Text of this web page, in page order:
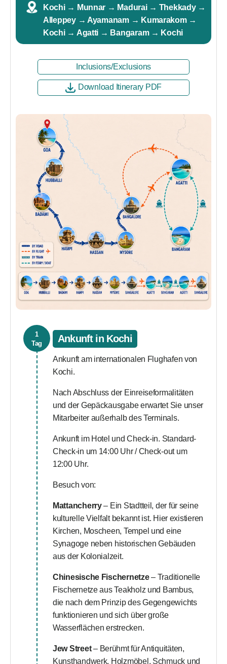
Kochi → Munnar → Madurai → Thekkady →
Alleppey → Ayamanam → Kumarakom →
Kochi → Agatti → Bangaram → Kochi
Inclusions/Exclusions
Download Itinerary PDF
1
Tag
Ankunft in Kochi
Ankunft am internationalen Flughafen von
Kochi.
Nach Abschluss der Einreiseformalitäten
und der Gepäckausgabe erwartet Sie unser
Mitarbeiter außerhalb des Terminals.
Ankunft im Hotel und Check-in. Standard-
Check-in um 14:00 Uhr / Check-out um
12:00 Uhr.
Besuch von:
Mattancherry– Ein Stadtteil, der für seine
kulturelle Vielfalt bekannt ist. Hier existieren
Kirchen, Moscheen, Tempel und eine
Synagoge neben historischen Gebäuden
aus der Kolonialzeit.
Chinesische Fischernetze– Traditionelle
Fischernetze aus Teakholz und Bambus,
die nach dem Prinzip des Gegengewichts
funktionieren und sich über große
Wasserflächen erstrecken.
Jew Street– Berühmt für Antiquitäten,
Kunsthandwerk, Holzmöbel, Schmuck und